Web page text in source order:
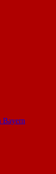
Bayern